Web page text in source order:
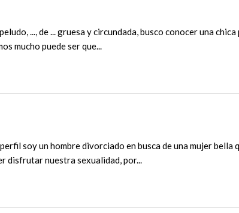
..., de ... gruesa y circundada, busco conocer una
mucho puede ser que...
soy un hombre divorciado en busca de una mujer bella
disfrutar nuestra sexualidad, por...